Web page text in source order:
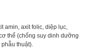
amin, axit folic, diệp lục,
thể (chống suy dinh dưỡng
thuật).